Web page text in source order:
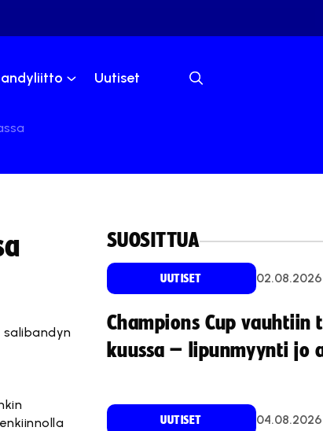
Uutiset
SUOSITTUA
UUTISET 02.08.2026
Champions Cup vauhtiin
kuussa – lipunmyynti jo
UUTISET 04.08.2026